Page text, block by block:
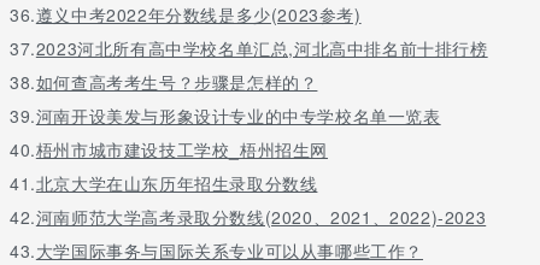
扩展资料：
技工院校学生助学优惠政策
1.国家助学政策:所有一、二年级农村户籍学生、县、镇非农户籍学
生、城市生活津贴家庭具有技工院校全日制学籍的学生，均可享受
国家助学金，每年补贴学生生活费用1500元。
2、家庭经济困难学生免学费政策：技术学院全日制学生免学费。
3.涉农专业免学费政策:农林牧渔专业全日制学生免学费。
36.遵义中考2022年分数线是多少(2023参考)
37.2023河北所有高中学校名单汇总,河北高中排名前十排行榜
38.如何查高考考生号？步骤是怎样的？
39.河南开设美发与形象设计专业的中专学校名单一览表
40.梧州市城市建设技工学校_梧州招生网
41.北京大学在山东历年招生录取分数线
42.河南师范大学高考录取分数线(2020、2021、2022)-2023
43.大学国际事务与国际关系专业可以从事哪些工作？